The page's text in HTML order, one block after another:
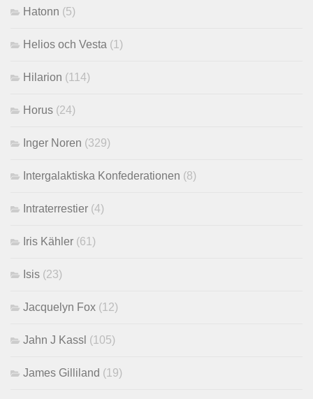
Hatonn (5)
Helios och Vesta (1)
Hilarion (114)
Horus (24)
Inger Noren (329)
Intergalaktiska Konfederationen (8)
Intraterrestier (4)
Iris Kähler (61)
Isis (23)
Jacquelyn Fox (12)
Jahn J Kassl (105)
James Gilliland (19)